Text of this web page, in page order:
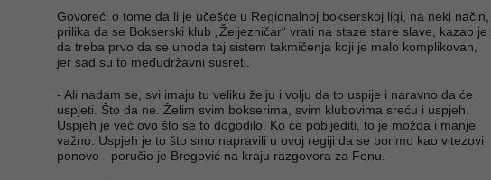
Govoreći o tome da li je učešće u Regionalnoj bokserskoj ligi, na neki način,
prilika da se Bokserski klub „Željezničar“ vrati na staze stare slave, kazao je
da treba prvo da se uhoda taj sistem takmičenja koji je malo komplikovan,
jer sad su to međudržavni susreti.
- Ali nadam se, svi imaju tu veliku želju i volju da to uspije i naravno da će
uspjeti. Što da ne. Želim svim bokserima, svim klubovima sreću i uspjeh.
Uspjeh je već ovo što se to dogodilo. Ko će pobijediti, to je možda i manje
važno. Uspjeh je to što smo napravili u ovoj regiji da se borimo kao vitezovi
ponovo - poručio je Bregović na kraju razgovora za Fenu.